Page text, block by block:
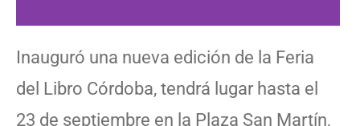
Inauguró una nueva edición de la Feria
del Libro Córdoba, tendrá lugar hasta el
23 de septiembre en la Plaza San Martín,